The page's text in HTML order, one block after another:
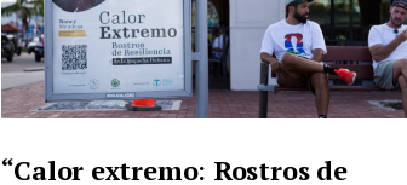
“Calor extremo: Rostros de